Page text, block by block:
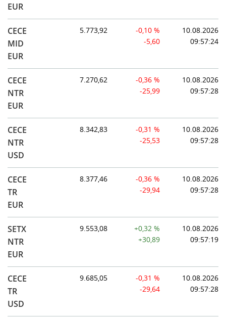
EUR
CECE
MID
EUR
5.773,92
-0,10 %
-5,60
10.08.2026
09:57:24
CECE
NTR
EUR
7.270,62
-0,36 %
-25,99
10.08.2026
09:57:28
CECE
NTR
USD
8.342,83
-0,31 %
-25,53
10.08.2026
09:57:28
CECE
TR
EUR
8.377,46
-0,36 %
-29,94
10.08.2026
09:57:28
SETX
NTR
EUR
9.553,08
+0,32 %
+30,89
10.08.2026
09:57:19
CECE
TR
USD
9.685,05
-0,31 %
-29,64
10.08.2026
09:57:28